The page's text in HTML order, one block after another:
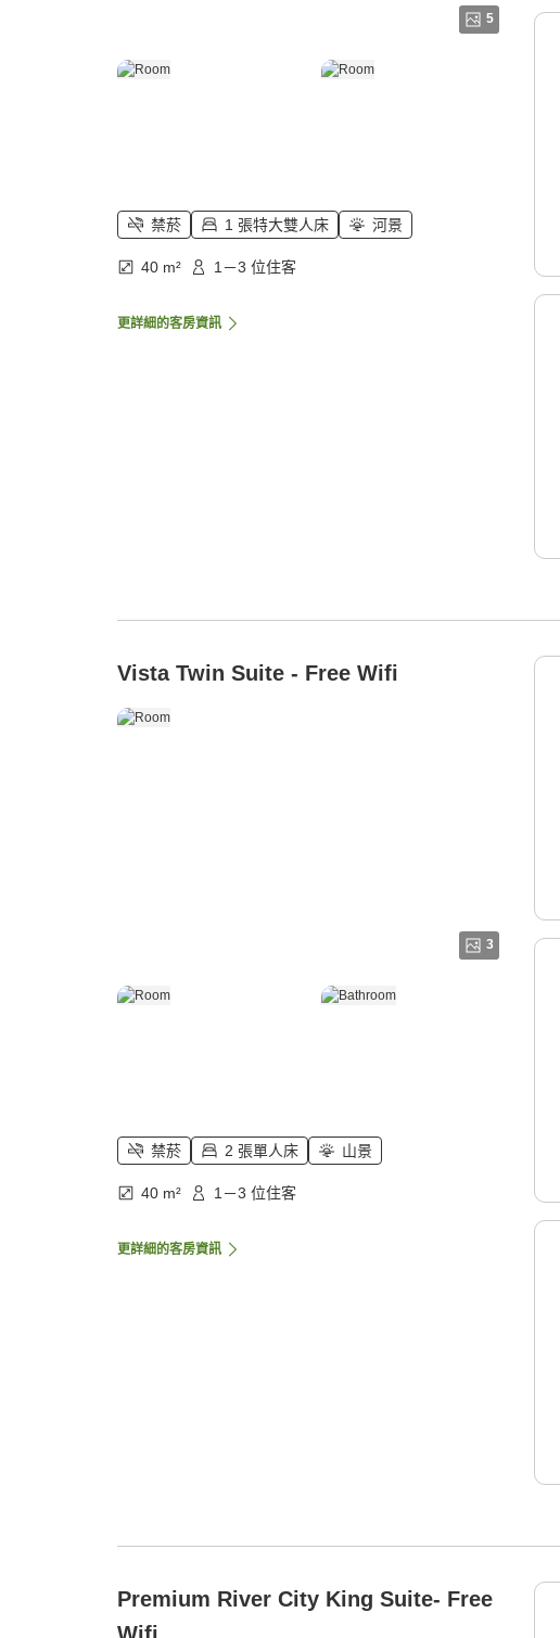
5
禁菸 1 張特大雙人床 河景
40 m² 1－3 位住客
更詳細的客房資訊
Vista Twin Suite - Free Wifi
3
禁菸 2 張單人床 山景
40 m² 1－3 位住客
更詳細的客房資訊
Premium River City King Suite- Free